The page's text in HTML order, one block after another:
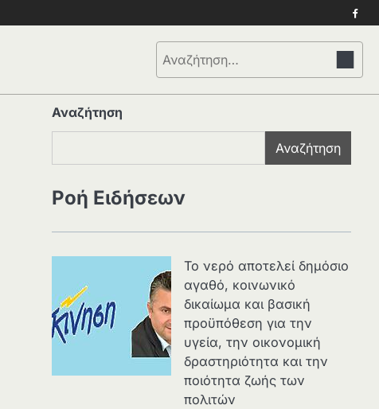
Αναζήτηση
για:
Αναζήτηση
Αναζήτηση
Ροή Ειδήσεων
Το νερό αποτελεί δημόσιο
αγαθό, κοινωνικό
δικαίωμα και βασική
προϋπόθεση για την
υγεία, την οικονομική
δραστηριότητα και την
ποιότητα ζωής των
πολιτών